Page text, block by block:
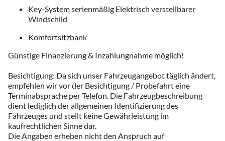
Key-System serienmäßig Elektrisch verstellbarer
Windschild
Komfortsitzbank
Günstige Finanzierung & Inzahlungnahme möglich!
Besichtigung: Da sich unser Fahrzeugangebot täglich ändert,
empfehlen wir vor der Besichtigung / Probefahrt eine
Terminabsprache per Telefon. Die Fahrzeugbeschreibung
dient lediglich der allgemeinen Identifizierung des
Fahrzeuges und stellt keine Gewährleistung im
kaufrechtlichen Sinne dar.
Die Angaben erheben nicht den Anspruch auf